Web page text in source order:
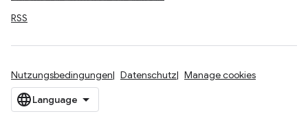
RSS
Nutzungsbedingungen Datenschutz Manage cookies